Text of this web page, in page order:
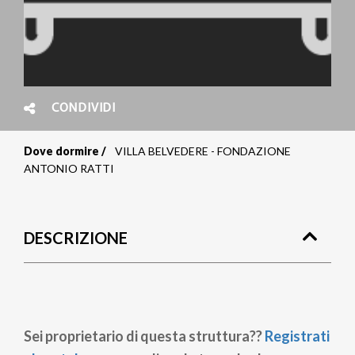
CONDIVIDI
Briciole
pane
Dove dormire
VILLA BELVEDERE - FONDAZIONE
ANTONIO RATTI
DESCRIZIONE
Sei proprietario di questa struttura??Registrati